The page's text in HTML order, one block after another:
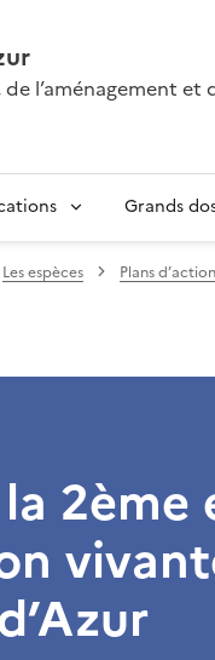
l’aménagement
Grands
Les espèces Plans